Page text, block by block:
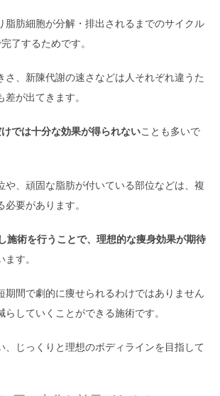
脂肪細胞が分解・排出されるまでのサイクル
了するためです。
さ、新陳代謝の速さなどは人それぞれ違うた
が出てきます。
では十分な効果が得られないことも多いで
や、頑固な脂肪が付いている部位などは、複
要があります。
施術を行うことで、理想的な痩身効果が期待
ます。
期間で劇的に痩せられるわけではありません
していくことができる施術です。
、じっくりと理想のボディラインを目指して